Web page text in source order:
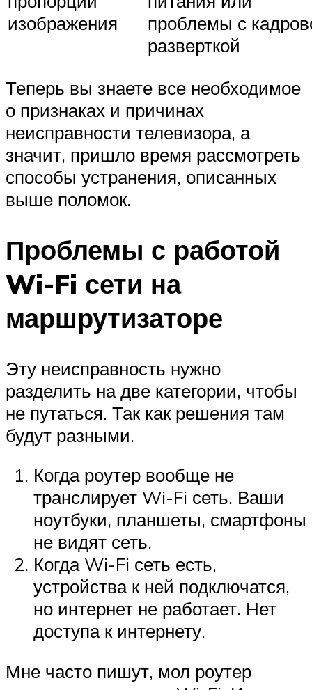
изображения
проблемы с
разверткой
Теперь вы знаете все необходимое
о признаках и причинах
неисправности телевизора, а
значит, пришло время рассмотреть
способы устранения, описанных
выше поломок.
Проблемы с работой
Wi-Fi сети на
маршрутизаторе
Эту неисправность нужно
разделить на две категории, чтобы
не путаться. Так как решения там
будут разными.
Когда роутер вообще не
транслирует Wi-Fi сеть. Ваши
ноутбуки, планшеты, смартфоны
не видят сеть.
Когда Wi-Fi сеть есть,
устройства к ней подключатся,
но интернет не работает. Нет
доступа к интернету.
Мне часто пишут, мол роутер